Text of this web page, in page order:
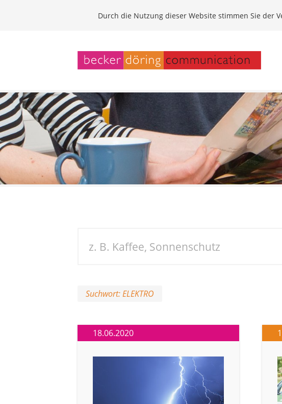
Durch die Nutzung dieser Website stimmen Sie der
Suchwort: ELEKTRO
18.06.2020